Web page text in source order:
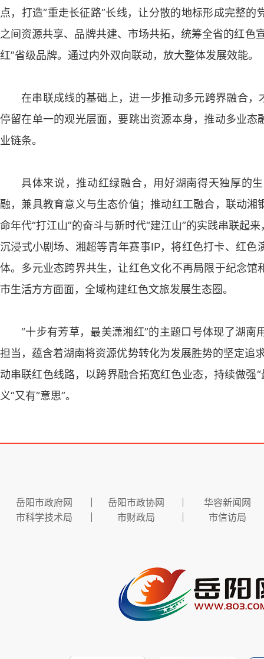
点，打造“重走长征路”长线，让分散的地标形成完整
之间资源共享、品牌共建、市场共拓，统筹全省的红色
红”省级品牌。通过内外双向联动，放大整体发展效能。
在串联成线的基础上，进一步推动多元跨界融合
停留在单一的观光层面，要跳出资源本身，推动多业
业链条。
具体来说，推动红绿融合，用好湖南得天独厚的
融，兼具教育意义与生态价值；推动红工融合，联动
命年代“打江山”的奋斗与新时代“建江山”的实践串联起
沉浸式小剧场、湘超等青年赛事IP，将红色打卡、红
体。多元业态跨界共生，让红色文化不再局限于纪念
市生活方方面面，全域构建红色文旅发展生态圈。
“十步有芳草，最美潇湘红”的主题口号体现了湖
担当，蕴含着湖南将资源优势转化为发展胜势的坚定追
动串联红色线路，以跨界融合拓宽红色业态，持续做强
义”又有“意思”。
岳阳市政府网 岳阳市政协网
华容新闻网
市科学技术局
市财政局 市信访局